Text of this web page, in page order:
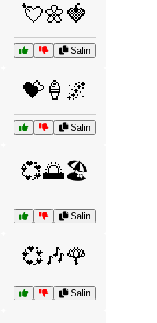
💘🌼🍓
Salin
💝🍦🌌
Salin
💞🌅🏖️
Salin
💞🎶🌹
Salin